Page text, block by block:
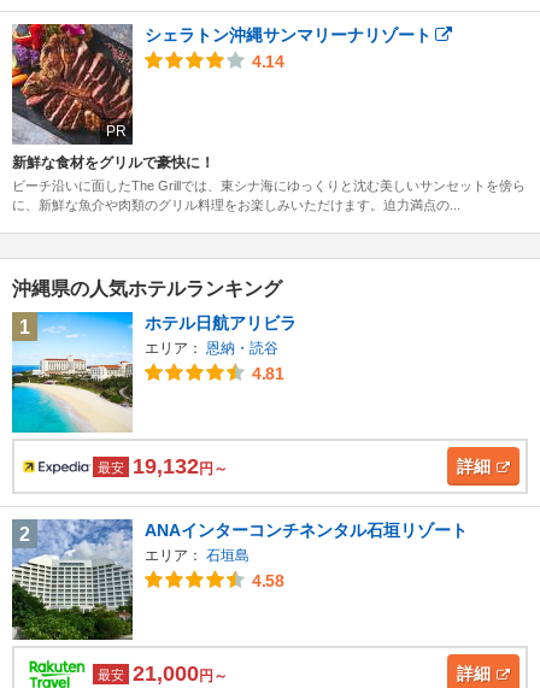
PR
シェラトン沖縄サンマリーナリゾート
4.14
新鮮な食材をグリルで豪快に！
ビーチ沿いに面したThe Grillでは、東シナ海にゆっくりと沈む美しいサンセットを傍ら
に、新鮮な魚介や肉類のグリル料理をお楽しみいただけます。迫力満点の...
沖縄県の人気ホテルランキング
1
ホテル日航アリビラ
エリア： 恩納・読谷
4.81
最安 19,132円～ 詳細
2 ANAインターコンチネンタル石垣リゾート
エリア： 石垣島
4.58
最安 21,000円～ 詳細